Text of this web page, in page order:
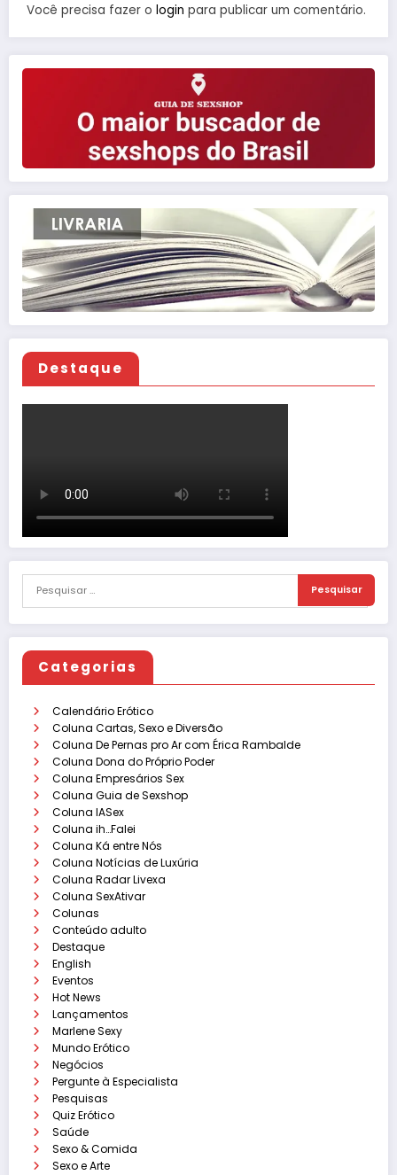
Você precisa fazer o login para publicar um comentário.
Destaque
Categorias
Calendário Erótico
Coluna Cartas, Sexo e Diversão
Coluna De Pernas pro Ar com Érica Rambalde
Coluna Dona do Próprio Poder
Coluna Empresários Sex
Coluna Guia de Sexshop
Coluna IASex
Coluna ih…Falei
Coluna Ká entre Nós
Coluna Notícias de Luxúria
Coluna Radar Livexa
Coluna SexAtivar
Colunas
Conteúdo adulto
Destaque
English
Eventos
Hot News
Lançamentos
Marlene Sexy
Mundo Erótico
Negócios
Pergunte à Especialista
Pesquisas
Quiz Erótico
Saúde
Sexo & Comida
Sexo e Arte